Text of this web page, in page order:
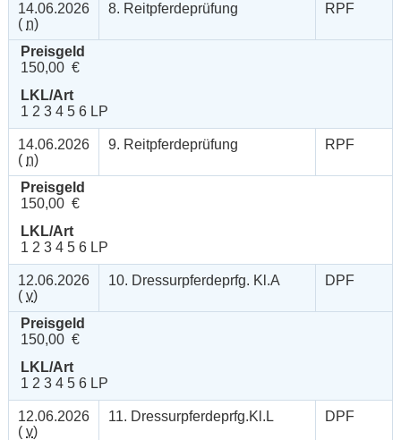
14.06.2026
( n)
8. Reitpferdeprüfung RPF
Preisgeld
150,00 €
LKL/Art
1 2 3 4 5 6 LP
14.06.2026
( n)
9. Reitpferdeprüfung RPF
Preisgeld
150,00 €
LKL/Art
1 2 3 4 5 6 LP
12.06.2026
( v)
10. Dressurpferdeprfg. Kl.A DPF
Preisgeld
150,00 €
LKL/Art
1 2 3 4 5 6 LP
12.06.2026
( v)
11. Dressurpferdeprfg.Kl.L DPF